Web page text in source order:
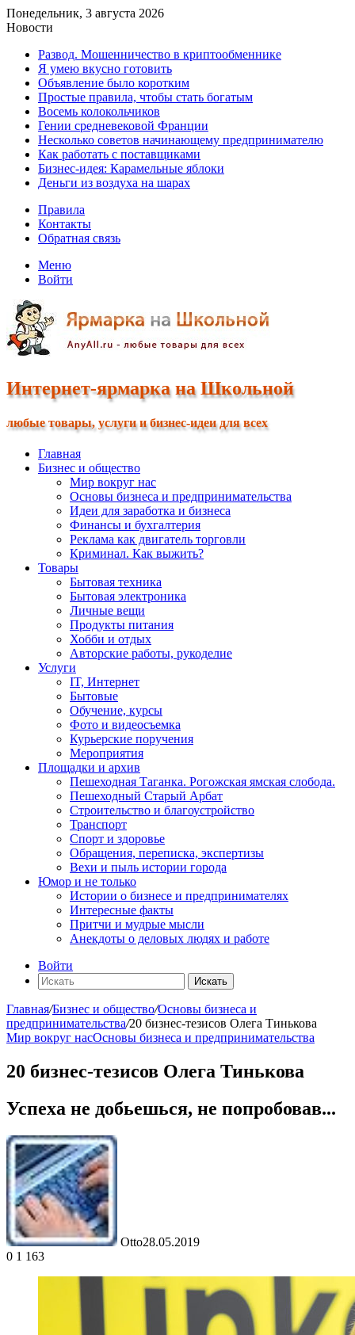
Понедельник, 3 августа 2026
Новости
Развод. Мошенничество в криптообменнике
Я умею вкусно готовить
Объявление было коротким
Простые правила, чтобы стать богатым
Восемь колокольчиков
Гении средневековой Франции
Несколько советов начинающему предпринимателю
Как работать с поставщиками
Бизнес-идея: Карамельные яблоки
Деньги из воздуха на шарах
Правила
Контакты
Обратная связь
Меню
Войти
Интернет-ярмарка на Школьной
любые товары, услуги и бизнес-идеи для всех
Главная
Бизнес и общество
Мир вокруг нас
Основы бизнеса и предпринимательства
Идеи для заработка и бизнеса
Финансы и бухгалтерия
Реклама как двигатель торговли
Криминал. Как выжить?
Товары
Бытовая техника
Бытовая электроника
Личные вещи
Продукты питания
Хобби и отдых
Авторские работы, рукоделие
Услуги
IT, Интернет
Бытовые
Обучение, курсы
Фото и видеосъемка
Курьерские поручения
Мероприятия
Площадки и архив
Пешеходная Таганка. Рогожская ямская слобода.
Пешеходный Старый Арбат
Строительство и благоустройство
Транспорт
Спорт и здоровье
Обращения, переписка, экспертизы
Вехи и пыль истории города
Юмор и не только
Истории о бизнесе и предпринимателях
Интересные факты
Притчи и мудрые мысли
Анекдоты о деловых людях и работе
Войти
Искать
Главная/Бизнес и общество/Основы бизнеса и
предпринимательства/20 бизнес-тезисов Олега Тинькова
Мир вокруг насОсновы бизнеса и предпринимательства
20 бизнес-тезисов Олега Тинькова
Успеха не добьешься, не попробовав...
Otto28.05.2019
0 1 163